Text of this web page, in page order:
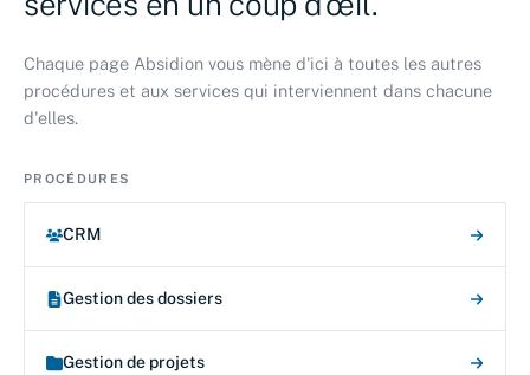
Chaque page Absidion vous mène d'ici à toutes les autres
procédures et aux services qui interviennent dans chacune
d'elles.
PROCÉDURES
CRM
Gestion des dossiers
Gestion de projets